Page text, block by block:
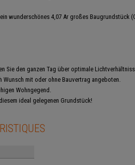
wunderschönes 4,07 Ar großes Baugrundstück
Sie den ganzen Tag über optimale
Wunsch mit oder ohne Bauvertrag angeboten.
Wohngegend.
ideal gelegenen Grundstück!